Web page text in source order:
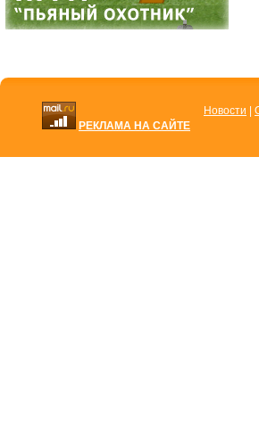
РЕКЛАМА НА САЙТЕ
Новости